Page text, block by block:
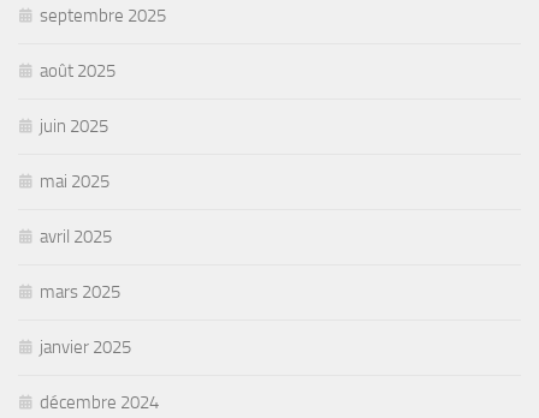
septembre 2025
août 2025
juin 2025
mai 2025
avril 2025
mars 2025
janvier 2025
décembre 2024